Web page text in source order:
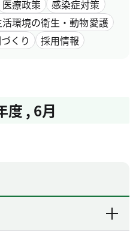
医療政策
感染症対策
活環境の衛生・動物愛護
くり
採用情報
度 , 6月